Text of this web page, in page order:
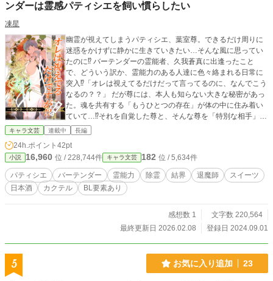
が来た。 「この情報はサービスです」と一言添えて、証拠
それだけだ。 やがて噂は広まる。 「裏路地に、何でも解決
する店がある」と。 国王が来る。大魔法使いが来る。暗殺
者ギルドのボスが来る。全員、カウンターの椅子に座って、
一杯飲んで、帰っていく。 店には完全個室のVVIPルームが
生まれ、「シルバー・ゴールド・ブラック」の会員制が生ま
れ、最強の用心棒が守護に就き、スラムから拾った少女がフ
ロアを駆け回るようになった。 気づけば「BAR ZERO」
は、どの国も手出しできない異世界最大の情報ギルドになっ
ていた。 ※本作は小説家になろう カクヨム にも重複して
投稿している同一作者の作品です。
ンダーは霊感パティシエを飼い慣らしたい
凍星
幽霊が視えてしまうパティシエ、葉室尊。できるだけ周りに
迷惑をかけずに静かに生きていきたい…そんな風に思ってい
たのに⁉ バーテンダーの霊能者、久我蒼真に出逢ったこと
で、どういう訳か、霊能力のある人達に色々絡まれる日常に
突入⁉「オレは視えてるだけだって言ってるのに、なんでこう
なるの？？」 だが尊には、本人も知らない大きな秘密があっ
た。魂を共有する「もうひとつの存在」が体の中に住み着い
ていて…⁉それを自覚した尊と、そんな尊を「特別な相手」と
認めた蒼真。だが同時に、鎌倉の鬼門守護が弱まったことで
派遣され――存在を知られた尊の身には危険が迫る。そんな
状況の中、2人の関係は一体どうなっていくのか…！？ 魂を
妖魔と共有している主人公と、彼の全てを知りたい男の、駆
け引きと絆を描きます。 BL要素あり。
キャラ文芸 連載中 長編
24h.ポイント 42pt
小説 16,960 位 / 228,744件 キャラ文芸 182 位 / 5,634件
パティシエ バーテンダー 霊能力 除霊 結界 退魔師
スイーツ
日本酒
カクテル BL要素あり
感想数 1
文字数 220,564
最終更新日 2026.02.08
登録日 2024.09.01
5 お気に入り追加 23